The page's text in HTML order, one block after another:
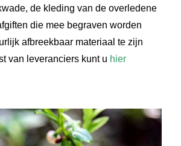
de kleding van de overledene
die mee begraven worden
afbreekbaar materiaal te zijn
van leveranciers kunt u hier